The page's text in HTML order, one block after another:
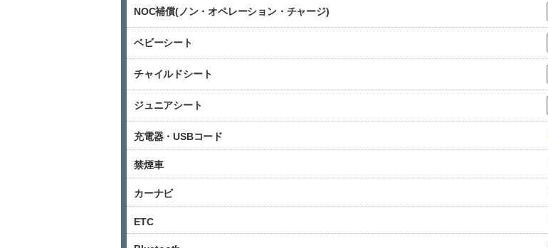
チャイルドシート・ジュニアシー
ご利用中の事故により車両に損害を
金額」です。店舗へ車両の返却が可
円頂戴いたします。オプションの
予約を取消される場合、下記の手数
６日前～３日前 ２０％
当日 ５０％
NOC補償(ノン・オペレーション・チャージ)
ベビーシート
チャイルドシート
ジュニアシート
充電器・USBコード
禁煙車
カーナビ
ETC